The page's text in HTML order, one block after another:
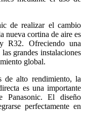
de realizar el cambio
nueva cortina de aire es
R32. Ofreciendo una
grandes instalaciones
global.
de alto rendimiento, la
es una importante
Panasonic. El diseño
perfectamente en